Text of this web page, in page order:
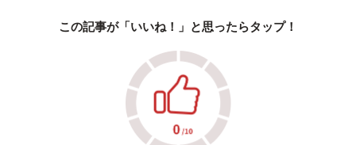
この記事が「いいね！」と思ったらタップ！